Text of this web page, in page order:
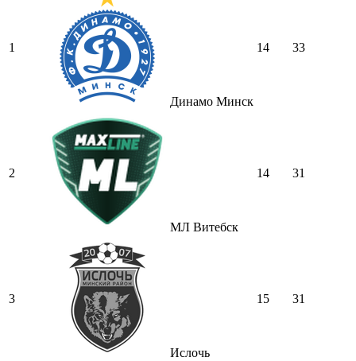
1
Динамо Минск
14 33
2
МЛ Витебск
14 31
3
Ислочь
15 31